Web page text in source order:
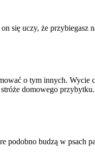
się uczy, że przybiegasz
o tym innych. Wycie
domowego przybytku.
podobno budzą w psach